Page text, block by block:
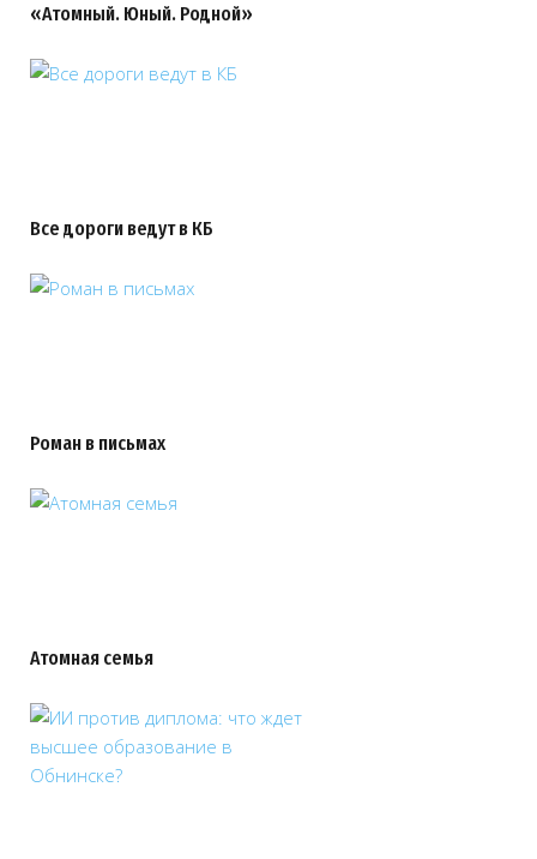
«Атомный. Юный. Родной»
Все дороги ведут в КБ
Роман в письмах
Атомная семья